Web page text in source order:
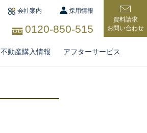
会社案内 採用情報
0120-850-515
資料請求
お問い合わせ
不動産購入情報 アフターサービス